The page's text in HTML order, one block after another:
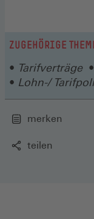
ZUGEHÖRIGE
Tarifverträge
Lohn-/
merken
teilen